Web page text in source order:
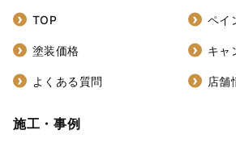
TOP ペイ
塗装価格 キャ
よくある質問 店舗
施工・事例